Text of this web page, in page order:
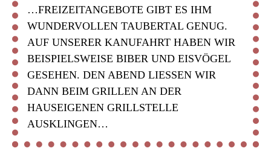
…FREIZEITANGEBOTE GIBT ES IHM
WUNDERVOLLEN TAUBERTAL GENUG.
AUF UNSERER KANUFAHRT HABEN WIR
BEISPIELSWEISE BIBER UND EISVÖGEL
GESEHEN. DEN ABEND LIESSEN WIR D
ANN BEIM GRILLEN AN DER H
AUSEIGENEN GRILLSTELLE A
USKLINGEN…